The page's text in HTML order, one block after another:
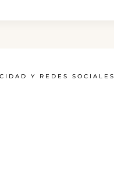
Y REDES SOCIALES